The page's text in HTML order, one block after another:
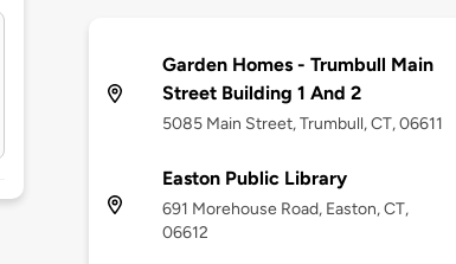
Garden Homes - Trumbull Main
Street Building 1 And 2
5085 Main Street, Trumbull, CT, 06611
Easton Public Library
691 Morehouse Road, Easton, CT,
06612